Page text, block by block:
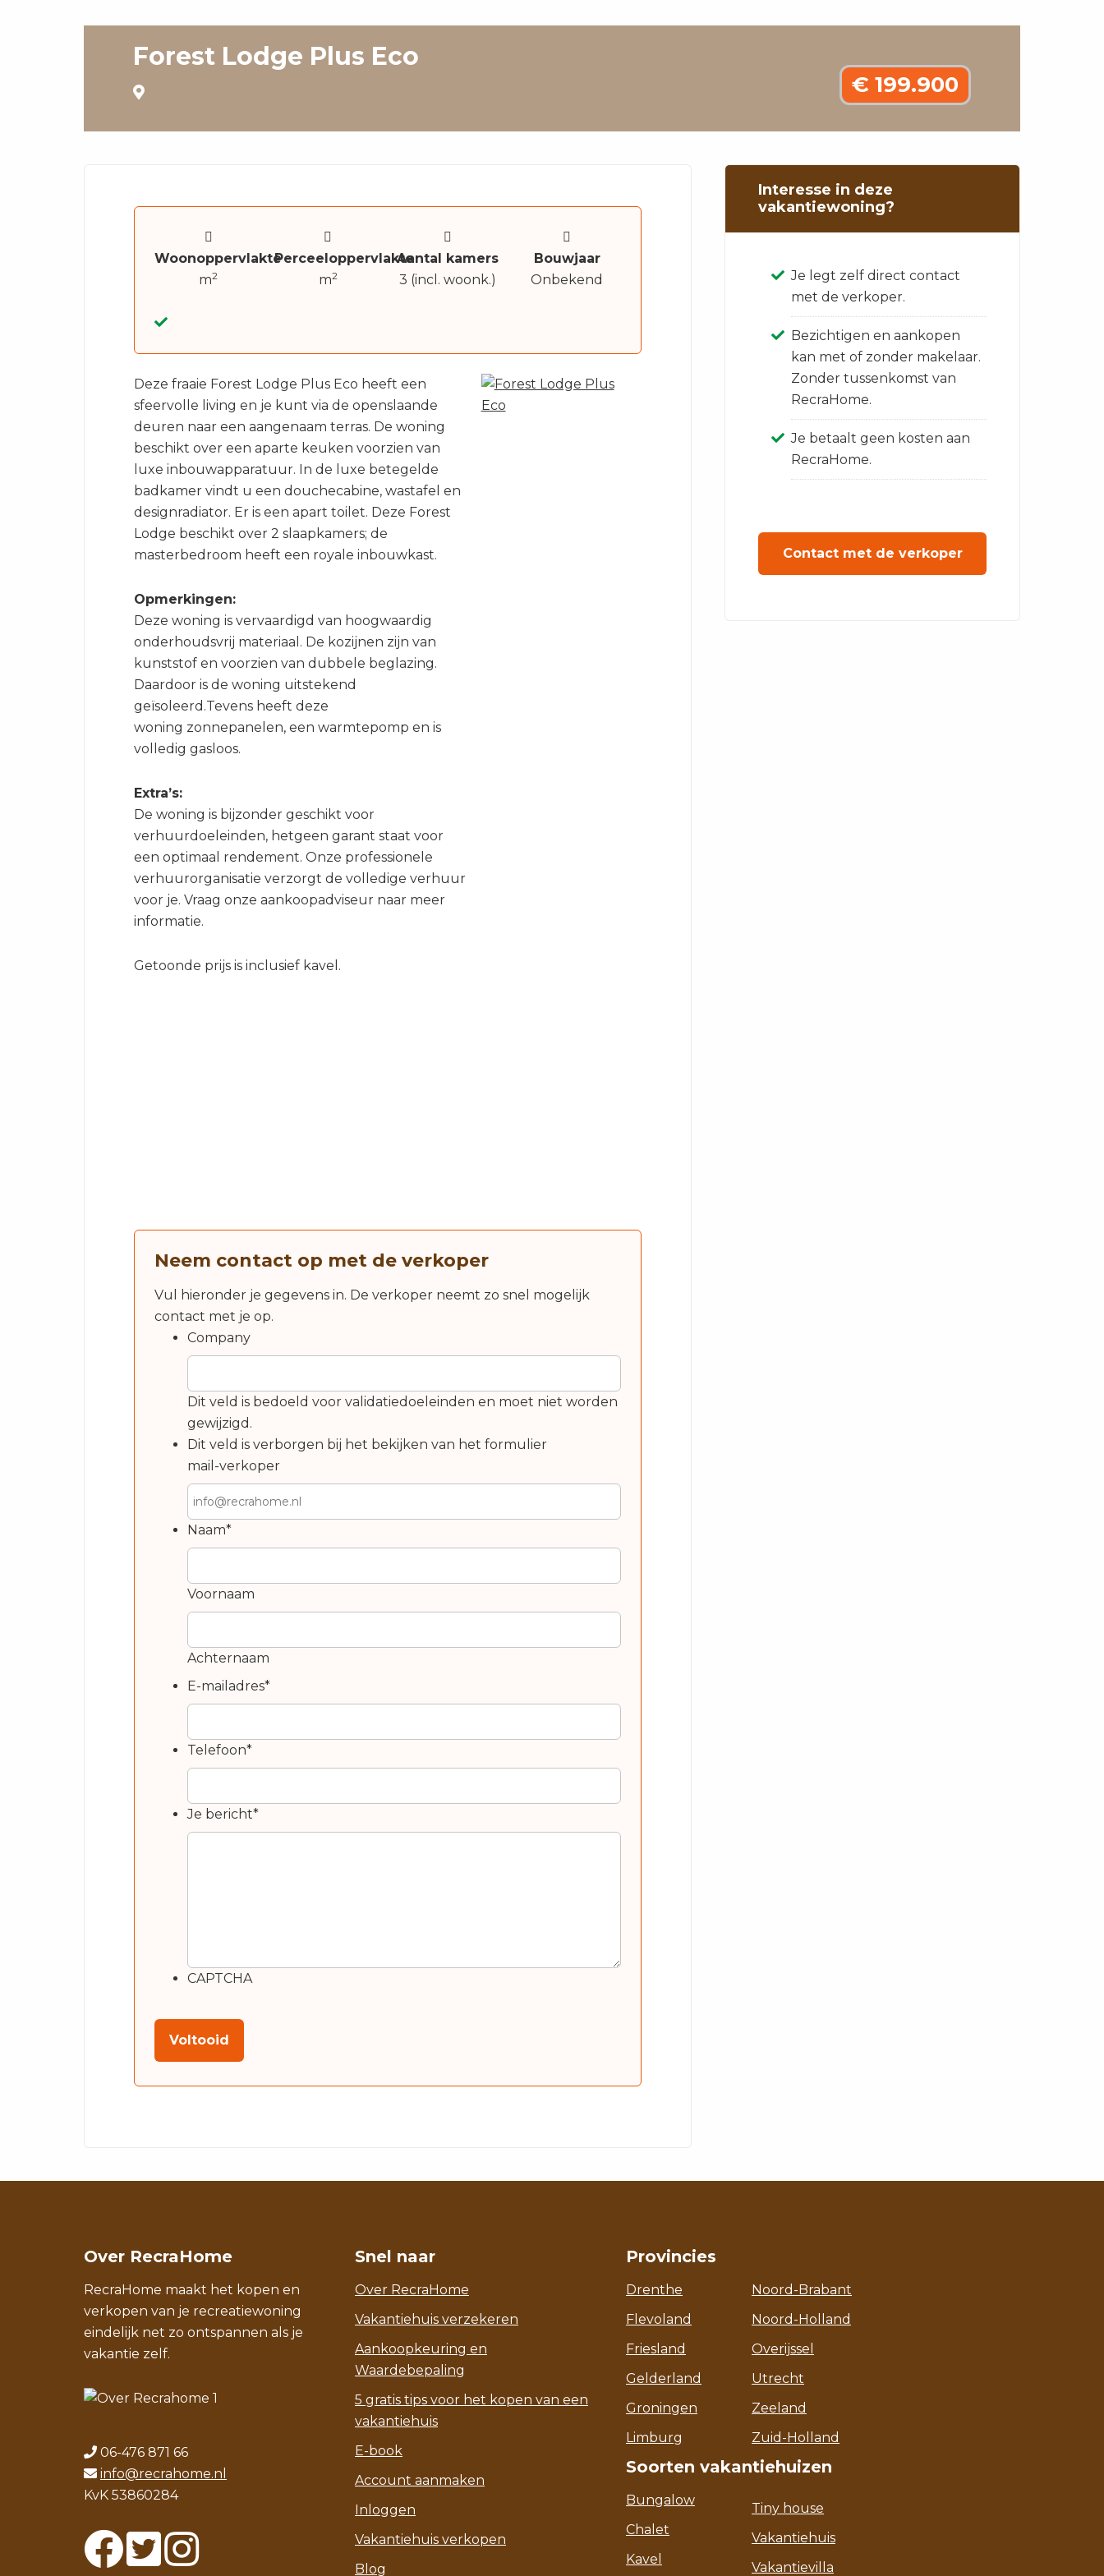
Forest Lodge Plus Eco
€ 199.900
Woonoppervlakte
m2
Perceeloppervlakte
m2
Aantal kamers
3 (incl. woonk.)
Bouwjaar
Onbekend
Deze fraaie Forest Lodge Plus Eco heeft een
sfeervolle living en je kunt via de openslaande
deuren naar een aangenaam terras. De woning
beschikt over een aparte keuken voorzien van
luxe inbouwapparatuur. In de luxe betegelde
badkamer vindt u een douchecabine, wastafel en
designradiator. Er is een apart toilet. Deze Forest
Lodge beschikt over 2 slaapkamers; de
masterbedroom heeft een royale inbouwkast.
Opmerkingen:
Deze woning is vervaardigd van hoogwaardig
onderhoudsvrij materiaal. De kozijnen zijn van
kunststof en voorzien van dubbele beglazing.
Daardoor is de woning uitstekend
geïsoleerd.Tevens heeft deze
woning zonnepanelen, een warmtepomp en is
volledig gasloos.
Extra’s:
De woning is bijzonder geschikt voor
verhuurdoeleinden, hetgeen garant staat voor
een optimaal rendement. Onze professionele
verhuurorganisatie verzorgt de volledige verhuur
voor je. Vraag onze aankoopadviseur naar meer
informatie.
Getoonde prijs is inclusief kavel.
Neem contact op met de verkoper
Vul hieronder je gegevens in. De verkoper neemt zo snel mogelijk
contact met je op.
Company
Dit veld is bedoeld voor validatiedoeleinden en moet niet worden
gewijzigd.
Dit veld is verborgen bij het bekijken van het formulier
mail-verkoper
Naam*
Voornaam
Achternaam
E-mailadres*
Telefoon*
Je bericht*
CAPTCHA
Interesse in deze
vakantiewoning?
Je legt zelf direct contact
met de verkoper.
Bezichtigen en aankopen
kan met of zonder makelaar.
Zonder tussenkomst van
RecraHome.
Je betaalt geen kosten aan
RecraHome.
Contact met de verkoper
Over RecraHome
RecraHome maakt het kopen en
verkopen van je recreatiewoning
eindelijk net zo ontspannen als je
vakantie zelf.
06-476 871 66
info@recrahome.nl
KvK 53860284
Snel naar
Over RecraHome
Vakantiehuis verzekeren
Aankoopkeuring en
Waardebepaling
5 gratis tips voor het kopen van een
vakantiehuis
E-book
Account aanmaken
Inloggen
Vakantiehuis verkopen
Blog
Provincies
Drenthe
Flevoland
Friesland
Gelderland
Groningen
Limburg
Noord-Brabant
Noord-Holland
Overijssel
Utrecht
Zeeland
Zuid-Holland
Soorten vakantiehuizen
Bungalow
Chalet
Kavel
Tiny house
Vakantiehuis
Vakantievilla